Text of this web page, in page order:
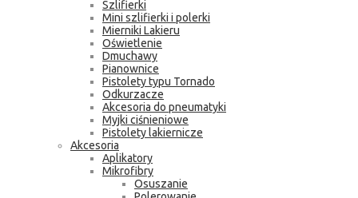
Szlifierki
Mini szlifierki i polerki
Mierniki Lakieru
Oświetlenie
Dmuchawy
Pianownice
Pistolety typu Tornado
Odkurzacze
Akcesoria do pneumatyki
Myjki ciśnieniowe
Pistolety lakiernicze
Akcesoria
Aplikatory
Mikrofibry
Osuszanie